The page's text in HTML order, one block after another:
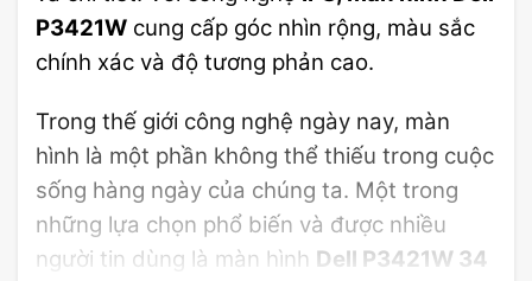
P3421W cung cấp góc nhìn rộng, màu sắc
chính xác và độ tương phản cao.
Trong thế giới công nghệ ngày nay, màn
hình là một phần không thể thiếu trong cuộc
sống hàng ngày của chúng ta. Một trong
những lựa chọn phổ biến và được nhiều
người tin dùng là màn hình Dell P3421W 34